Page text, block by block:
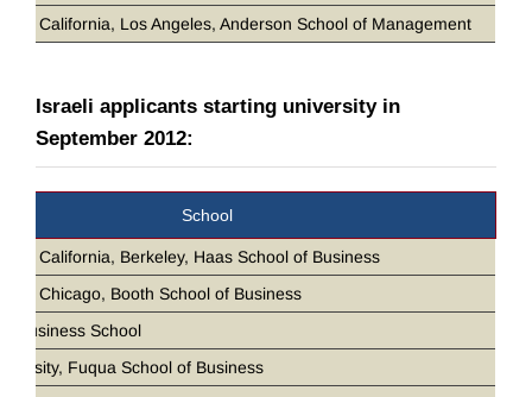
of California, Los Angeles, Anderson School of Management
Israeli applicants starting university in
September 2012:
School
of California, Berkeley, Haas School of Business
of Chicago, Booth School of Business
Business School
Fuqua School of Business